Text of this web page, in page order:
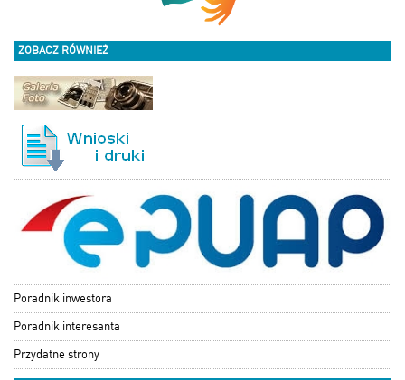
ZOBACZ RÓWNIEŻ
Poradnik inwestora
Poradnik interesanta
Przydatne strony